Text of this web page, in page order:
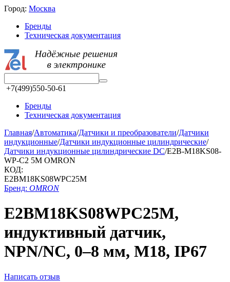
Город: Москва
Бренды
Техническая документация
+7(499)550-50-61
Бренды
Техническая документация
Главная/Автоматика/Датчики и преобразователи/Датчики
индукционные/Датчики индукционные цилиндрические/
Датчики индукционные цилиндрические DC/E2B-M18KS08-
WP-C2 5M OMRON
КОД:
E2BM18KS08WPC25M
Бренд: OMRON
E2BM18KS08WPC25M,
индуктивный датчик,
NPN/NC, 0–8 мм, М18, IP67
Написать отзыв